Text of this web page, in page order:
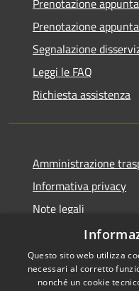
Prenotazione
Prenotazione
Segnalazione
Leggi le FAQ
Richiesta assistenza
Amministrazione
Informativa privacy
Note legali
Dichiarazione di
Questo sito web utilizza
necessari al corretto
nonché un cookie